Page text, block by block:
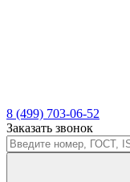
8 (499) 703-06-52
Заказать звонок